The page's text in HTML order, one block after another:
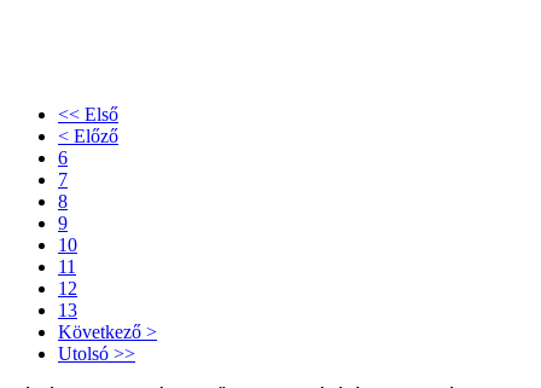
<< Első
< Előző
6
7
8
9
10
11
12
13
Következő >
Utolsó >>